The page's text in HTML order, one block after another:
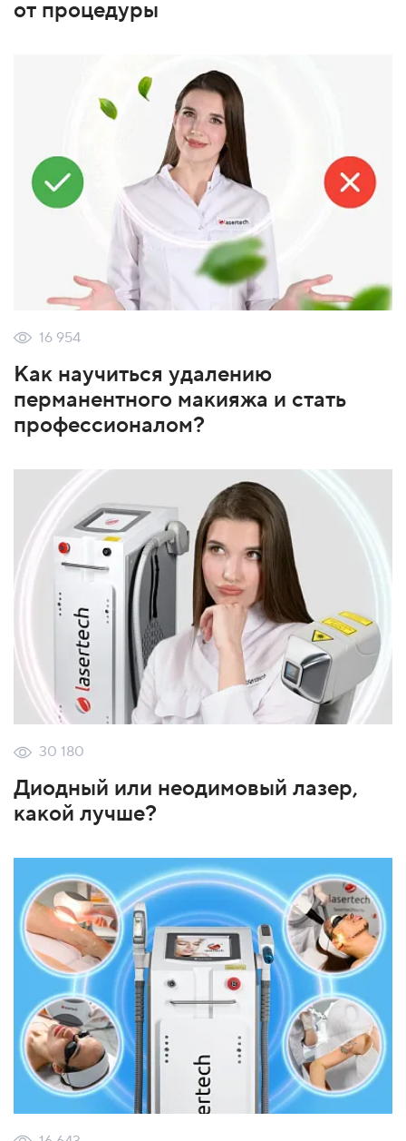
от процедуры
16 954
Как научиться удалению
перманентного макияжа и стать
профессионалом?
30 180
Диодный или неодимовый лазер,
какой лучше?